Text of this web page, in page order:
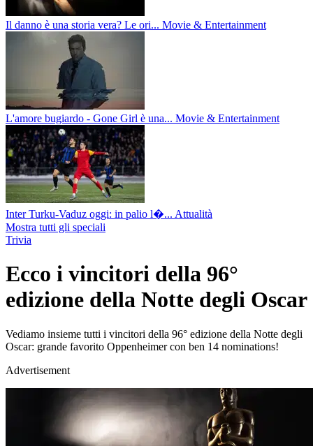
Il danno è una storia vera? Le ori... Movie & Entertainment
L'amore bugiardo - Gone Girl è una... Movie & Entertainment
Inter Turku-Vaduz oggi: in palio l�... Attualità
Mostra tutti gli speciali
Trivia
Ecco i vincitori della 96°
edizione della Notte degli Oscar
Vediamo insieme tutti i vincitori della 96° edizione della Notte degli
Oscar: grande favorito Oppenheimer con ben 14 nominations!
Advertisement